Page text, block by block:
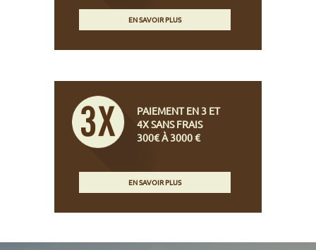
EN SAVOIR PLUS
PAIEMENT EN 3 ET
4X SANS FRAIS
300€ À 3000 €
EN SAVOIR PLUS